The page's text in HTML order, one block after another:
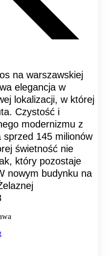
na warszawskiej
elegancja w
lokalizacji, w której
Czystość i
modernizmu z
sprzed 145 milionów
świetność nie
który pozostaje
nowym budynku na